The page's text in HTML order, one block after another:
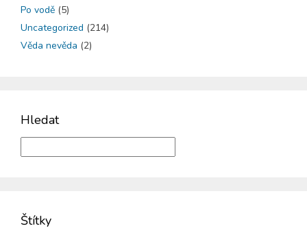
Po vodě (5)
Uncategorized (214)
Věda nevěda (2)
Hledat
Štítky